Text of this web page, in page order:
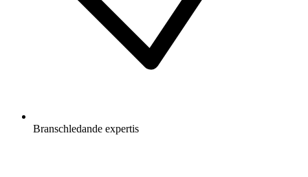
Branschledande expertis